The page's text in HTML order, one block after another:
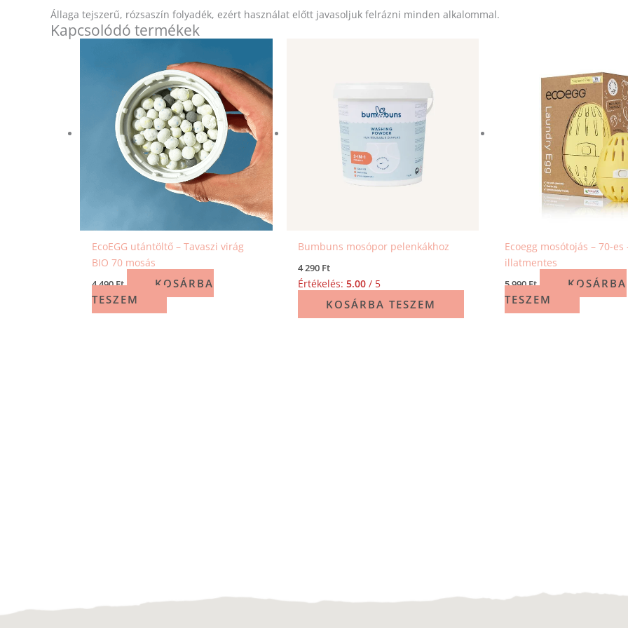
Állaga tejszerű, rózsaszín folyadék, ezért használat előtt javasoljuk felrázni minden alkalommal.
Kapcsolódó termékek
EcoEGG utántöltő – Tavaszi virág
BIO 70 mosás
4 490Ft
KOSÁRBA
TESZEM
Bumbuns mosópor pelenkákhoz
4 290 Ft
Értékelés:5.00 / 5
KOSÁRBA TESZEM
Ecoegg mosótojás – 70-es
illatmentes
5 990Ft
KOSÁRBA
TESZEM